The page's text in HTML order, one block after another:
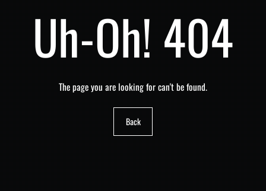
Uh-Oh! 404
The page you are looking for can't be found.
Back